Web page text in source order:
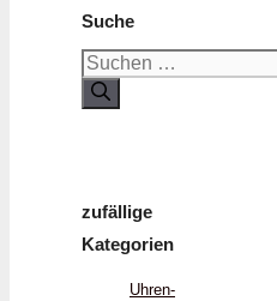
Suche
Suchen
nach:
zufällige
Kategorien
Uhren­